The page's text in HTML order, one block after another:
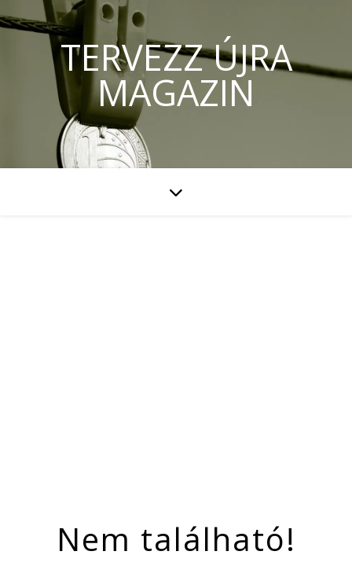
TERVEZZ ÚJRA
MAGAZIN
Nem található!